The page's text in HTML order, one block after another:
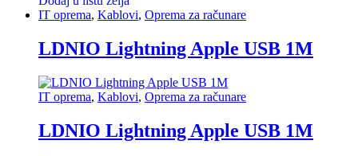
IT oprema, Kablovi, Oprema za računare
LDNIO Lightning Apple USB 1M
IT oprema, Kablovi, Oprema za računare
LDNIO Lightning Apple USB 1M